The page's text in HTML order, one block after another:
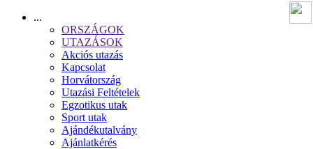
...
ORSZÁGOK
UTAZÁSOK
Akciós utazás
Kapcsolat
Horvátország
Utazási Feltételek
Egzotikus utak
Sport utak
Ajándékutalvány
Ajánlatkérés